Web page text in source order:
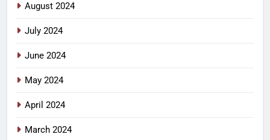
August 2024
July 2024
June 2024
May 2024
April 2024
March 2024